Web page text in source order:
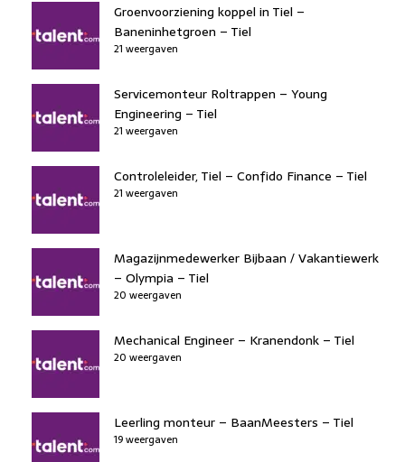
Groenvoorziening koppel in Tiel –
Baneninhetgroen – Tiel
21 weergaven
Servicemonteur Roltrappen – Young
Engineering – Tiel
21 weergaven
Controleleider, Tiel – Confido Finance – Tiel
21 weergaven
Magazijnmedewerker Bijbaan / Vakantiewerk
– Olympia – Tiel
20 weergaven
Mechanical Engineer – Kranendonk – Tiel
20 weergaven
Leerling monteur – BaanMeesters – Tiel
19 weergaven